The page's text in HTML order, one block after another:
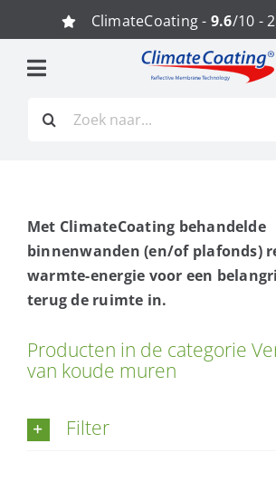
naar
inhoud
ClimateCoating - 9.6/10 -
naar:
Met ClimateCoating behandelde
binnenwanden (en/of plafonds)
warmte-energie voor een
terug de ruimte in.
Producten in de categorie
van koude muren
Filter